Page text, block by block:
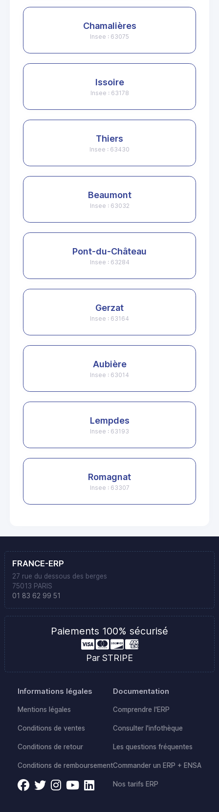
Chamalières
Insee : 63075
Issoire
Insee : 63178
Thiers
Insee : 63430
Beaumont
Insee : 63032
Pont-du-Château
Insee : 63284
Gerzat
Insee : 63164
Aubière
Insee : 63014
Lempdes
Insee : 63193
Romagnat
Insee : 63307
FRANCE-ERP
27 rue du dessous des berges
75013 PARIS
01 83 62 99 51
Paiements 100% sécurisé
Par STRIPE
Informations légales
Mentions légales
Conditions de ventes
Conditions de retour
Conditions de remboursement
Documentation
Comprendre l'ERP
Consulter l'infothèque
Les questions fréquentes
Commander un ERP + ENSA
Nos tarifs ERP